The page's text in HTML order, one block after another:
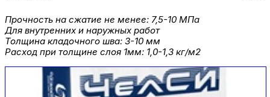
Прочность на сжатие не менее: 7,5-10 МПа
Для внутренних и наружных работ
Толщина кладочного шва: 3-10 мм
Расход при толщине слоя 1мм: 1,0-1,3 кг/м2